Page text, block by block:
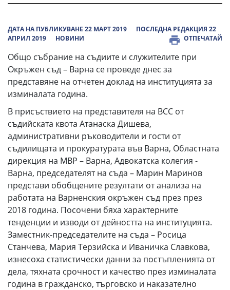
ДАТА НА ПУБЛИКУВАНЕ 22 МАРТ 2019
ПОСЛЕДНА РЕДАКЦИЯ 22
АПРИЛ 2019
НОВИНИ ОТПЕЧАТАЙ
Общо събрание на съдиите и служителите при
Окръжен съд – Варна се проведе днес за
представяне на отчетен доклад на институцията за
изминалата година.
В присъствието на представителя на ВСС от
съдийската квота Атанаска Дишева,
административни ръководители и гости от
съдилищата и прокуратурата във Варна, Областната
дирекция на МВР – Варна, Адвокатска колегия -
Варна, председателят на съда – Марин Маринов
представи обобщените резултати от анализа на
работата на Варненския окръжен съд през през
2018 година. Посочени бяха характерните
тенденции и изводи от дейността на институцията.
Заместник-председателите на съда – Росица
Станчева, Мария Терзийска и Иваничка Славкова,
изнесоха статистически данни за постъпленията от
дела, тяхната срочност и качество през изминалата
година в гражданско, търговско и наказателно